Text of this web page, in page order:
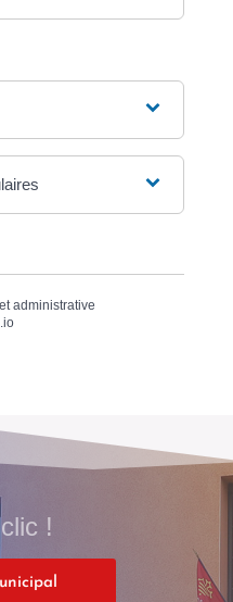
administrative
!